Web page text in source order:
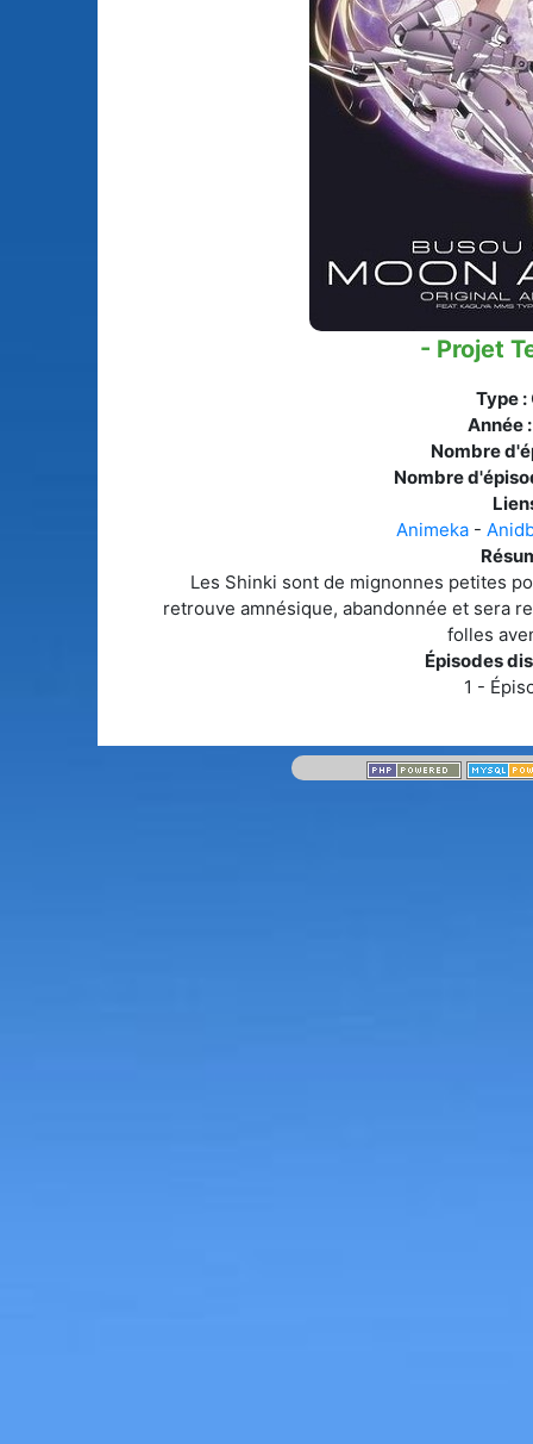
Tous les animes (604)
Mangas en pause
Mangas licenciés
Mangas
- Projet
Type :
Année
Nombre
Nombre
Animeka -
Les Shinki sont de mignonnes petites
retrouve amnésique, abandonnée et sera
folles
Épisodes
1 -